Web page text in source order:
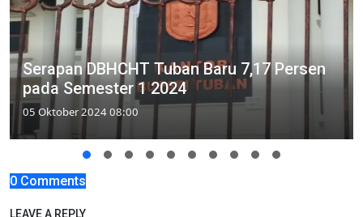
Serapan DBHCHT Tuban Baru 7,17 Persen
pada Semester 1 2024
05 Oktober 2024 08:00
0 Comments
LEAVE A REPLY